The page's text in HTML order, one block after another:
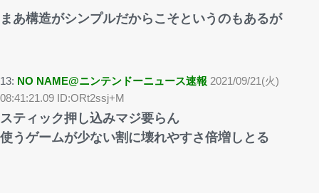
まあ構造がシンプルだからこそというのもあるが
13: NO NAME@ニンテンドーニュース速報 2021/09/21(火)
08:41:21.09 ID:ORt2ssj+M
スティック押し込みマジ要らん
使うゲームが少ない割に壊れやすさ倍増しとる